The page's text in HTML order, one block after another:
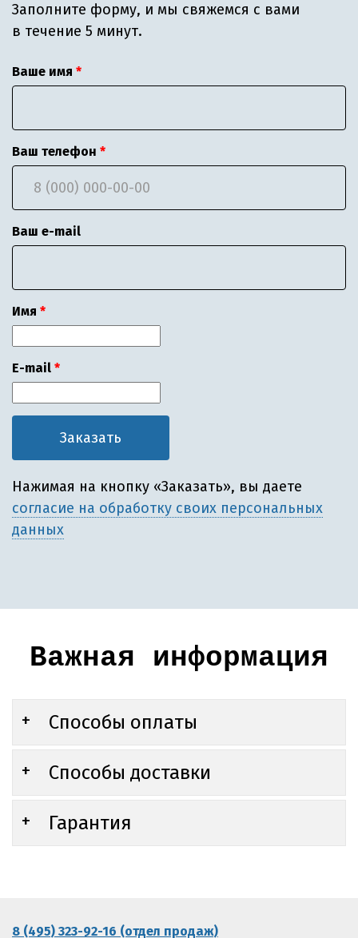
Заполните форму, и мы свяжемся с вами
в течение 5 минут.
Ваше имя
Ваш телефон
Ваш e-mail
Имя
E-mail
Нажимая на кнопку «Заказать», вы даете
согласие на обработку своих персональных
данных
Важная информация
Способы оплаты
Способы доставки
Гарантия
8 (495) 323-92-16 (отдел продаж)